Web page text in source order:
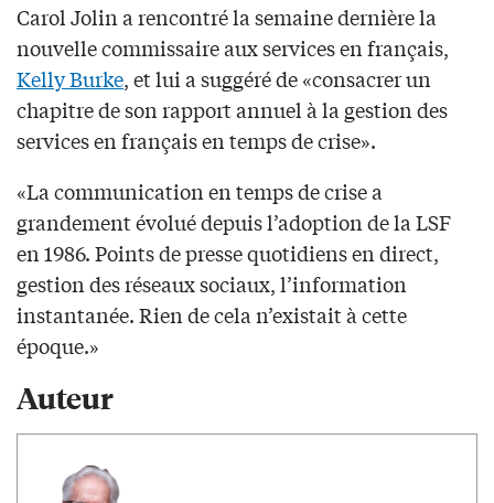
Carol Jolin a rencontré la semaine dernière la
nouvelle commissaire aux services en français,
Kelly Burke, et lui a suggéré de «consacrer un
chapitre de son rapport annuel à la gestion des
services en français en temps de crise».
«La communication en temps de crise a
grandement évolué depuis l’adoption de la LSF
en 1986. Points de presse quotidiens en direct,
gestion des réseaux sociaux, l’information
instantanée. Rien de cela n’existait à cette
époque.»
Auteur